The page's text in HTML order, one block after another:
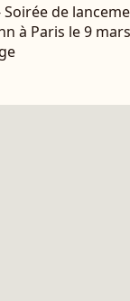
de
à Paris le 9